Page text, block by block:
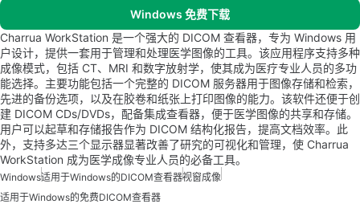
Windows 免费下载
Charrua WorkStation 是一个强大的 DICOM 查看器，专为 Windows 用
户设计，提供一套用于管理和处理医学图像的工具。该应用程序支持多种
成像模式，包括 CT、MRI 和数字放射学，使其成为医疗专业人员的多功
能选择。主要功能包括一个完整的 DICOM 服务器用于图像存储和检索，
先进的备份选项，以及在胶卷和纸张上打印图像的能力。该软件还便于创
建 DICOM CDs/DVDs，配备集成查看器，便于医学图像的共享和存储。
用户可以起草和存储报告作为 DICOM 结构化报告，提高文档效率。此
外，支持多达三个显示器显著改善了研究的可视化和管理，使 Charrua
WorkStation 成为医学成像专业人员的必备工具。
Windows适用于Windows的DICOM查看器视窗成像
适用于Windows的免费DICOM查看器